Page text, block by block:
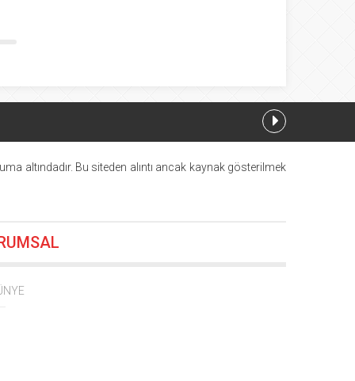
10:55
altındadır. Bu siteden alıntı ancak kaynak gösterilmek